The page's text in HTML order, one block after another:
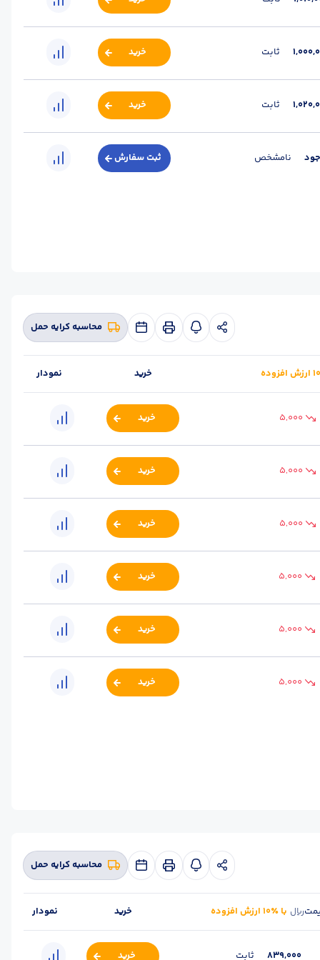
تعداد در هر بسته :
ثابت خرید
تعداد در هر بسته :
ثابت خرید
تعداد در هر بسته :
نامشخص ثبت سفارش
محاسبه کرایه حمل
خرید نمودار
5,000 خرید
5,000 خرید
5,000 خرید
5,000 خرید
5,000 خرید
5,000 خرید
محاسبه کرایه حمل
ریال با ٪۱۰ ارزش افزوده خرید نمودار
839,000 ثابت خرید